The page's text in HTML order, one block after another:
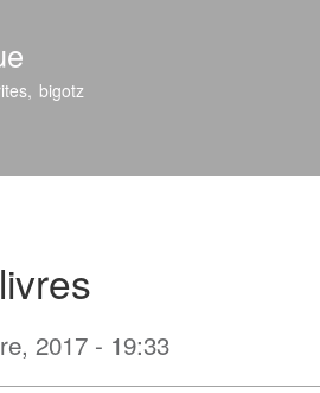
bigotz
2017 - 19:33